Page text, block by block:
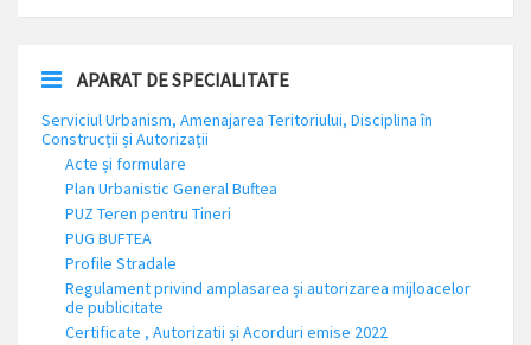
APARAT DE SPECIALITATE
Serviciul Urbanism, Amenajarea Teritoriului, Disciplina în
Construcții și Autorizații
Acte și formulare
Plan Urbanistic General Buftea
PUZ Teren pentru Tineri
PUG BUFTEA
Profile Stradale
Regulament privind amplasarea și autorizarea mijloacelor
de publicitate
Certificate , Autorizatii și Acorduri emise 2022